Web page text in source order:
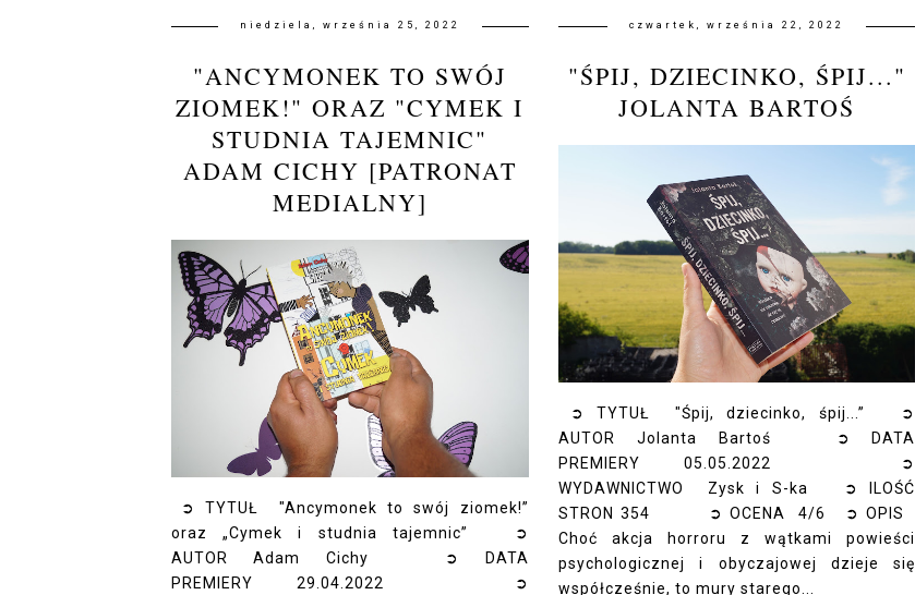
niedziela, września 25, 2022
"ANCYMONEK TO SWÓJ
ZIOMEK!" ORAZ "CYMEK I
STUDNIA TAJEMNIC"
ADAM CICHY [PATRONAT
MEDIALNY]
➲ TYTUŁ "Ancymonek to swój ziomek!”
oraz „Cymek i studnia tajemnic” ➲
AUTOR Adam Cichy ➲ DATA
PREMIERY 29.04.2022 ➲
czwartek, września 22, 2022
"ŚPIJ, DZIECINKO, ŚPIJ..."
JOLANTA BARTOŚ
➲ TYTUŁ "Śpij, dziecinko, śpij...” ➲
AUTOR Jolanta Bartoś ➲ DATA
PREMIERY 05.05.2022 ➲
WYDAWNICTWO Zysk i S-ka ➲ ILOŚĆ
STRON 354 ➲ OCENA 4/6 ➲ OPIS
Choć akcja horroru z wątkami powieści
psychologicznej i obyczajowej dzieje się
współcześnie, to mury starego...